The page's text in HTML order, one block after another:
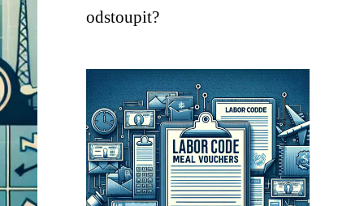
odstoupit?